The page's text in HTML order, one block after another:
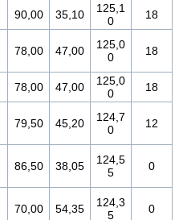
90,00 35,10
125,1
0
18
78,00 47,00
125,0
0
18
78,00 47,00
125,0
0
18
79,50 45,20
124,7
0
12
86,50 38,05
124,5
5
0
70,00 54,35
124,3
5
0